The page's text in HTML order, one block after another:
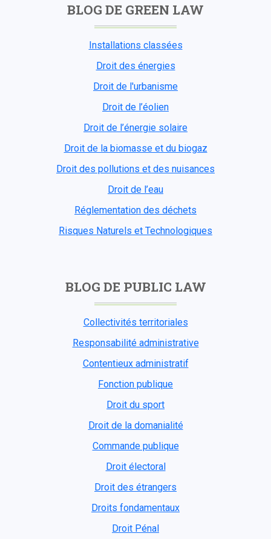
BLOG DE GREEN LAW
Installations classées
Droit des énergies
Droit de l'urbanisme
Droit de l’éolien
Droit de l’énergie solaire
Droit de la biomasse et du biogaz
Droit des pollutions et des nuisances
Droit de l’eau
Réglementation des déchets
Risques Naturels et Technologiques
BLOG DE PUBLIC LAW
Collectivités territoriales
Responsabilité administrative
Contentieux administratif
Fonction publique
Droit du sport
Droit de la domanialité
Commande publique
Droit électoral
Droit des étrangers
Droits fondamentaux
Droit Pénal